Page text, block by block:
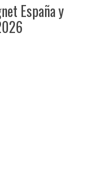
España y